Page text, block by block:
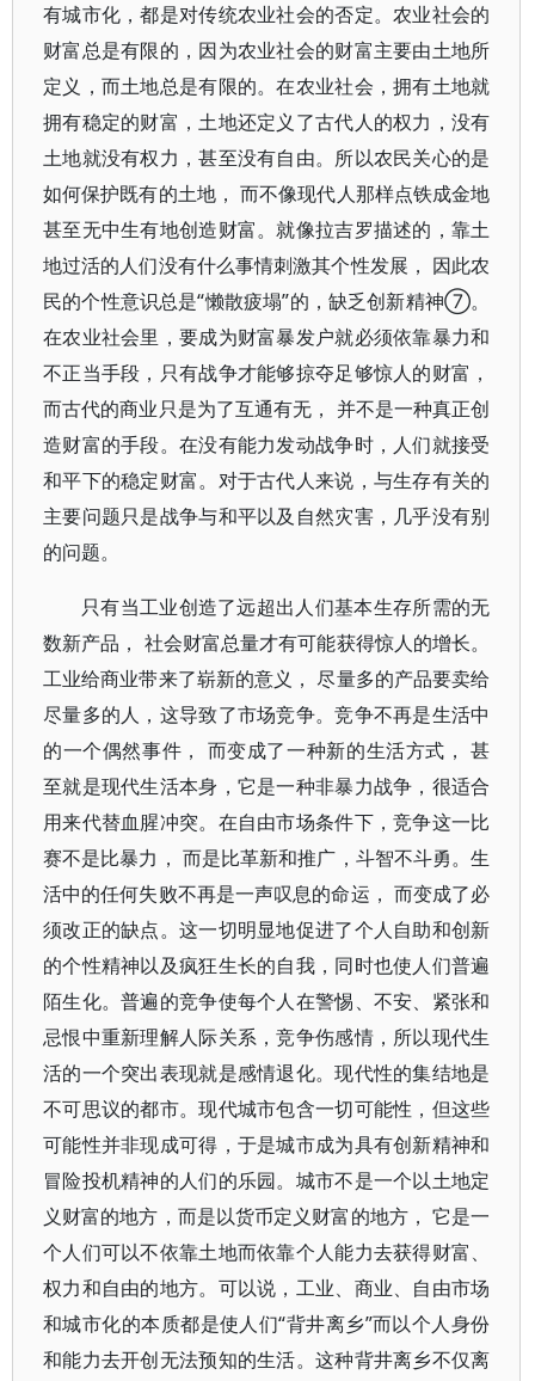
有城市化，都是对传统农业社会的否定。农业社会的
财富总是有限的，因为农业社会的财富主要由土地所
定义，而土地总是有限的。在农业社会，拥有土地就
拥有稳定的财富，土地还定义了古代人的权力，没有
土地就没有权力，甚至没有自由。所以农民关心的是
如何保护既有的土地， 而不像现代人那样点铁成金地
甚至无中生有地创造财富。就像拉吉罗描述的，靠土
地过活的人们没有什么事情刺激其个性发展， 因此农
民的个性意识总是“懒散疲塌”的，缺乏创新精神⑦。
在农业社会里，要成为财富暴发户就必须依靠暴力和
不正当手段，只有战争才能够掠夺足够惊人的财富，
而古代的商业只是为了互通有无， 并不是一种真正创
造财富的手段。在没有能力发动战争时，人们就接受
和平下的稳定财富。对于古代人来说，与生存有关的
主要问题只是战争与和平以及自然灾害，几乎没有别
的问题。
只有当工业创造了远超出人们基本生存所需的无
数新产品， 社会财富总量才有可能获得惊人的增长。
工业给商业带来了崭新的意义， 尽量多的产品要卖给
尽量多的人，这导致了市场竞争。竞争不再是生活中
的一个偶然事件， 而变成了一种新的生活方式， 甚
至就是现代生活本身，它是一种非暴力战争，很适合
用来代替血腥冲突。在自由市场条件下，竞争这一比
赛不是比暴力， 而是比革新和推广，斗智不斗勇。生
活中的任何失败不再是一声叹息的命运， 而变成了必
须改正的缺点。这一切明显地促进了个人自助和创新
的个性精神以及疯狂生长的自我，同时也使人们普遍
陌生化。普遍的竞争使每个人在警惕、不安、紧张和
忌恨中重新理解人际关系，竞争伤感情，所以现代生
活的一个突出表现就是感情退化。现代性的集结地是
不可思议的都市。现代城市包含一切可能性，但这些
可能性并非现成可得，于是城市成为具有创新精神和
冒险投机精神的人们的乐园。城市不是一个以土地定
义财富的地方，而是以货币定义财富的地方， 它是一
个人们可以不依靠土地而依靠个人能力去获得财富、
权力和自由的地方。可以说，工业、商业、自由市场
和城市化的本质都是使人们“背井离乡”而以个人身份
和能力去开创无法预知的生活。这种背井离乡不仅离